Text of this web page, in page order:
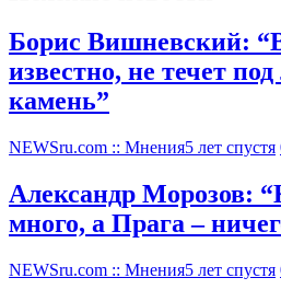
Борис Вишневский:
известно, не течет
камень”
NEWSru.com :: Мнения5 лет спустя
Александр Морозов:
много, а Прага –
NEWSru.com :: Мнения5 лет спустя